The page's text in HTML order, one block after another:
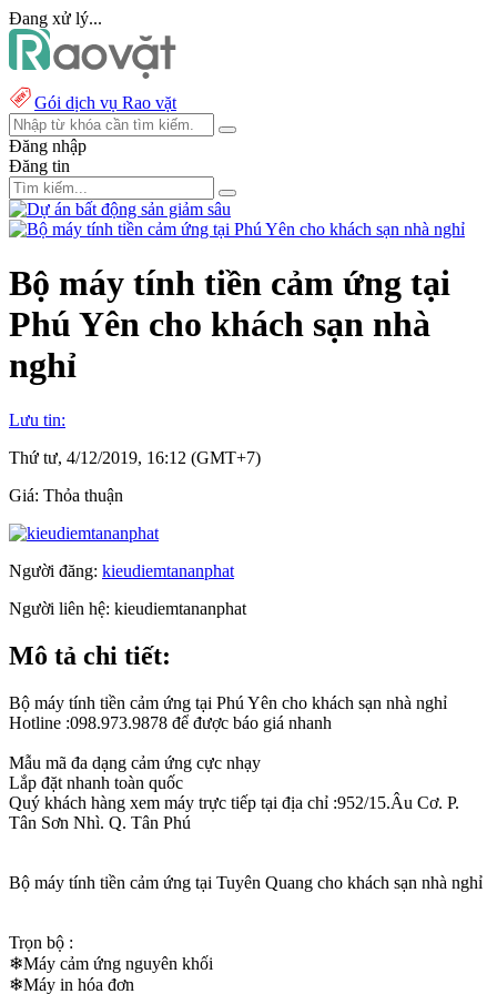
Đang xử lý...
Gói dịch vụ Rao vặt
Đăng nhập
Đăng tin
Bộ máy tính tiền cảm ứng tại
Phú Yên cho khách sạn nhà
nghỉ
Lưu tin:
Thứ tư, 4/12/2019, 16:12 (GMT+7)
Giá: Thỏa thuận
Người đăng: kieudiemtananphat
Người liên hệ: kieudiemtananphat
Mô tả chi tiết:
Bộ máy tính tiền cảm ứng tại Phú Yên cho khách sạn nhà nghỉ
Hotline :098.973.9878 để được báo giá nhanh
Mẫu mã đa dạng cảm ứng cực nhạy
Lắp đặt nhanh toàn quốc
Quý khách hàng xem máy trực tiếp tại địa chỉ :952/15.Âu Cơ. P.
Tân Sơn Nhì. Q. Tân Phú
Bộ máy tính tiền cảm ứng tại Tuyên Quang cho khách sạn nhà nghỉ
Trọn bộ :
❄Máy cảm ứng nguyên khối
❄Máy in hóa đơn